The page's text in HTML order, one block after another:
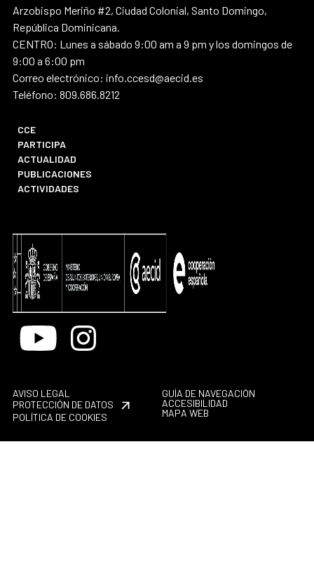
Arzobispo Meriño #2, Ciudad Colonial, Santo Domingo,
República Dominicana.
CENTRO: Lunes a sábado 9:00 am a 9 pm y los domingos de
9:00 a 6:00 pm
Correo electrónico: info.ccesd@aecid.es
Teléfono: 809.686.8212
CCE
PARTICIPA
ACTUALIDAD
PUBLICACIONES
ACTIVIDADES
Youtube Instagram
AVISO LEGAL
PROTECCIÓN DE DATOS
POLÍTICA DE COOKIES
GUÍA DE NAVEGACIÓN
ACCESIBILIDAD
MAPA WEB